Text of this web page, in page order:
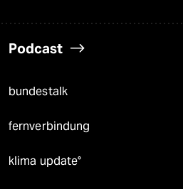
Podcast
bundestalk
fernverbindung
klima update°